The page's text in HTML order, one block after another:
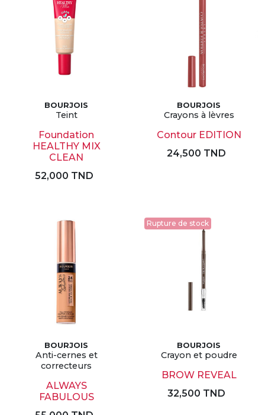
BOURJOIS
Teint
Foundation
HEALTHY MIX
CLEAN
52,000 TND
BOURJOIS
Crayons à lèvres
Contour EDITION
24,500 TND
BOURJOIS
Anti-cernes et
correcteurs
ALWAYS
FABULOUS
Rupture de stock
BOURJOIS
Crayon et poudre
BROW REVEAL
32,500 TND